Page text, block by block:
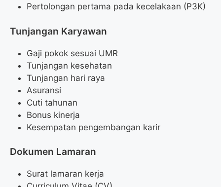
Pertolongan pertama pada kecelakaan (P3K)
Tunjangan Karyawan
Gaji pokok sesuai UMR
Tunjangan kesehatan
Tunjangan hari raya
Asuransi
Cuti tahunan
Bonus kinerja
Kesempatan pengembangan karir
Dokumen Lamaran
Surat lamaran kerja